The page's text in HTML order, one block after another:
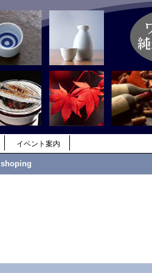
イベント案内
shoping